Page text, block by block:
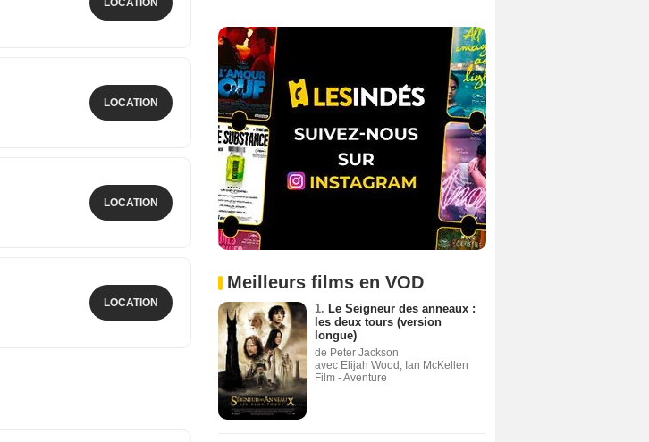
LOCATION
LOCATION
LOCATION
LOCATION
Meilleurs films en VOD
1. Le Seigneur des anneaux :
les deux tours (version
longue)
de Peter Jackson
avec Elijah Wood, Ian McKellen
Film - Aventure